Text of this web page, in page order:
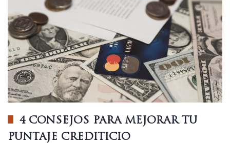
4 CONSEJOS PARA MEJORAR TU
PUNTAJE CREDITICIO